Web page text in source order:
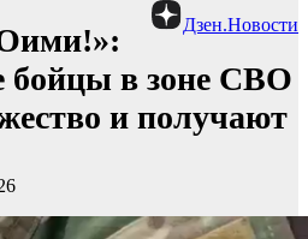
Дзен.Новости
бойцы в зоне СВО
и получают